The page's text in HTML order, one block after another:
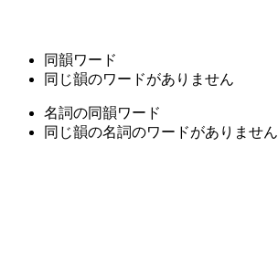
同韻ワード
同じ韻のワードがありません
名詞の同韻ワード
同じ韻の名詞のワードがありません